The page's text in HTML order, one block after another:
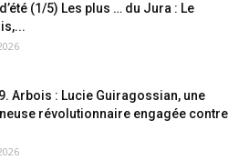
(1/5) Les plus … du Jura : Le
Arbois : Lucie Guiragossian, une
révolutionnaire engagée contre